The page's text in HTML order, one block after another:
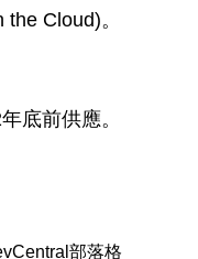
the Cloud)。
年底前供應。
部落格